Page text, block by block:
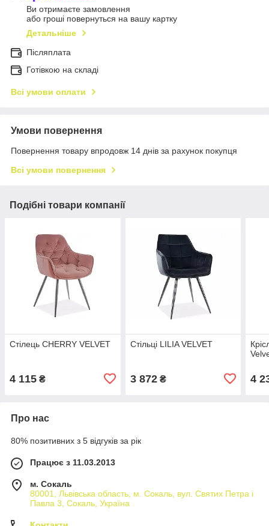
Ви отримаєте замовлення
або гроші повернуться на вашу картку
Детальніше
Післяплата
Готівкою на складі
Всі умови оплати
Умови повернення
Повернення товару впродовж 14 днів за рахунок покупця
Всі умови повернення
Подібні товари компанії
Стілець CHERRY VELVET
4 115 ₴
Стільці LILIA VELVET
3 872₴ 4
Про нас
80% позитивних з 5 відгуків за рік
Працює з 11.03.2013
м. Сокаль
80001, Львівська область, м. Сокаль, вул. Святих Петра і
Павла 3, Сокаль, Україна